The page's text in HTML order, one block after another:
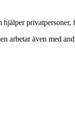
hjälper
arbetar även med